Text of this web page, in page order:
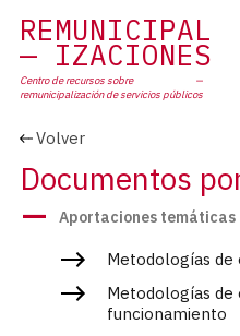
REMUNICIPAL
IZACIONES
Centro de recursos sobre
remunicipalizaciónde servicios públicos
Volver
Documentos
Aportaciones temáticas
Metodologías de
Metodologías de
funcionamiento